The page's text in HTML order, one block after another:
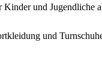
und Jugendliche
und